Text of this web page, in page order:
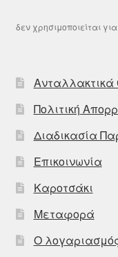
δεν χρησιμοποιείται
Ανταλλακτικά
Πολιτική
Διαδικασία
Επικοινωνία
Καροτσάκι
Μεταφορά
Ο